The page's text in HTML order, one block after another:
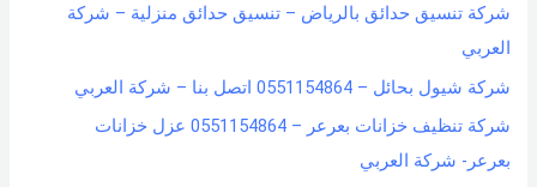
شركة تنسيق حدائق بالرياض – تنسيق حدائق منزلية – شركة
العربي
شركة شيول بحائل – 0551154864 اتصل بنا – شركة العربي
شركة تنظيف خزانات بعرعر – 0551154864 عزل خزانات
بعرعر- شركة العربي